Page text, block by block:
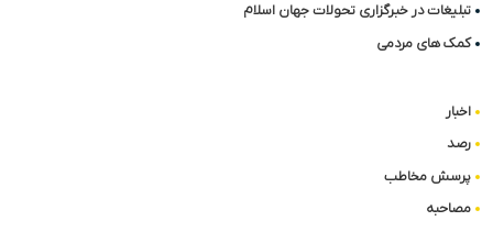
تبلیغات در خبرگزاری تحولات جهان اسلام
کمک های مردمی
اخبار
رصد
پرسش مخاطب
مصاحبه